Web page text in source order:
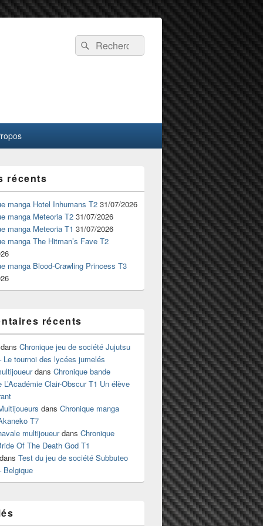
Recherche :
Rechercher
récents
manga Hotel Inhumans T2 31/07/2026
manga Meteoria T2 31/07/2026
manga Meteoria T1 31/07/2026
manga The Hitman’s Fave T2
manga Blood-Crawling Princess T3
récents
dans Chronique jeu de société Jujutsu
Le tournoi des lycées jumelés
dans Chronique bande
L’Académie Clair-Obscur T1 Un élève
dans Chronique manga
T7
multijoueurdans Chronique
Of The Death God T1
dans Test du jeu de société Subbuteo
Belgique